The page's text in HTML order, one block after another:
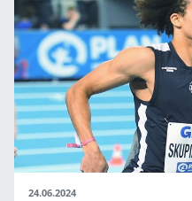
24.06.2024